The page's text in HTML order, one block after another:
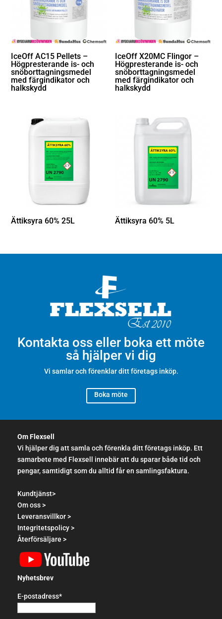
IceOff AC15 Pellets –
Högpresterande is- och
snöborttagningsmedel
med färgindikator och
halkskydd
IceOff X20MC Flingor –
Högpresterande is- och
snöborttagningsmedel
med färgindikator och
halkskydd
Ättiksyra 60% 25L Ättiksyra 60% 5L
Kontakta oss eller boka ett möte
så hjälper vi dig
Vi samlar och förenklar ditt företags inköp.
Boka möte
Om Flexsell
Vi hjälper dig att samla och förenkla ditt företags inköp. Ett
samarbete med Flexsell innebär att du sparar både tid och
pengar, samtidigt som du alltid får en samlingsfaktura.
Kundtjänst>
Om oss >
Leveransvillkor >
Integritetspolicy >
Återförsäljare >
Nyhetsbrev
E-postadress*